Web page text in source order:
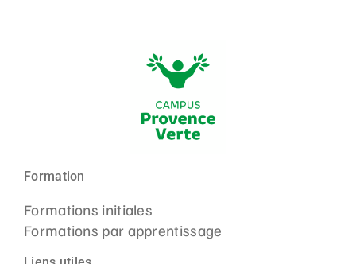
Formation
Formations initiales
Formations par apprentissage